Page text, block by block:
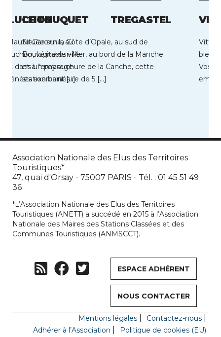
LUCHON
Haute-Garonne, au
Luchon, véritable ville
dans un paysage
exercent […]
LE TOUQUET
Située sur la Côte d’Opale, au sud de
Boulogne-sur-Mer, au bord de la Manche
et à l’embouchure de la Canche, cette
station balnéaire de 5 […]
TREGASTEL
Vittel
Association Nationale des Elus des Territoires
Touristiques*
47, quai d'Orsay - 75007 PARIS - Tél. : 01 45 51 49
36
*L’Association Nationale des Elus des Territoires
Touristiques (ANETT) a succédé en 2015 à l’Association
Nationale des Maires des Stations Classées et des
Communes Touristiques (ANMSCCT).
ESPACE ADHÉRENT
NOUS CONTACTER
Mentions légales
Contactez-nous
Adhérer à l’Association
Politique de cookies (EU)